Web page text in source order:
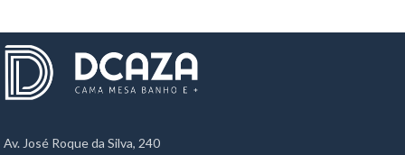
Av. José Roque da Silva, 240